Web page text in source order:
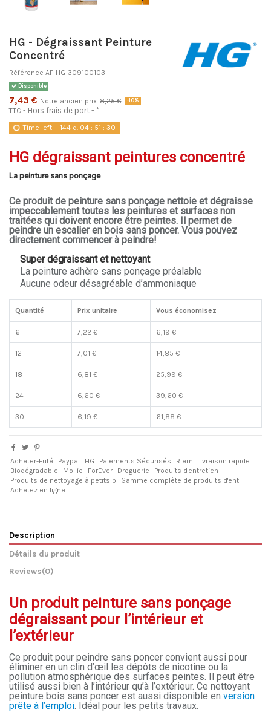
HG - Dégraissant Peinture
Concentré
Référence AF-HG-309100103
Disponible
7,43 € Notre ancien prix 8,25 € -10%
TTC Hors frais de port *
Time left 144 d. 04 : 51 :30
HG dégraissant peintures concentré
La peinture sans ponçage
Ce produit de peinture sans ponçage nettoie et dégraisse
impeccablement toutes les peintures et surfaces non
traitées qui doivent encore être peintes. Il permet de
peindre un escalier en bois sans poncer. Vous pouvez
directement commencer à peindre!
Super dégraissant et nettoyant
La peinture adhère sans ponçage préalable
Aucune odeur désagréable d’ammoniaque
Quantité Prix unitaire Vous économisez
6 7,22 € 6,19 €
12 7,01 € 14,85 €
18 6,81 € 25,99 €
24 6,60 € 39,60 €
30 6,19 € 61,88 €
Acheter-Futé Paypal HG Paiements Sécurisés Riem
Livraison rapide
Biodégradable
Mollie ForEver Droguerie
Produits d'entretien
Produits de nettoyage à petits p
Gamme complète de produits d'ent
Achetez en ligne
Description
Détails du produit
Reviews(0)
Un produit peinture sans ponçage
dégraissant pour l’intérieur et
l’extérieur
Ce produit pour peindre sans poncer convient aussi pour
éliminer en un clin d’œil les dépôts de nicotine ou la
pollution atmosphérique des surfaces peintes. Il peut être
utilisé aussi bien à l’intérieur qu’à l’extérieur. Ce nettoyant
peinture bois sans poncer est aussi disponible en version
prête à l’emploi. Idéal pour les petits travaux.